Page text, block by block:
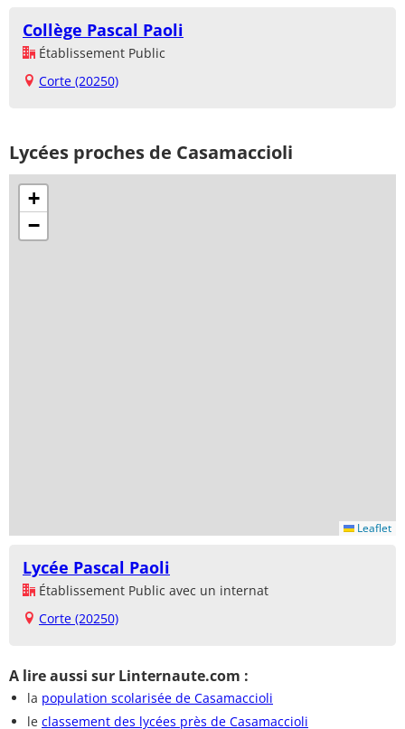
Collège Pascal Paoli
Établissement Public
Corte (20250)
Lycées proches de Casamaccioli
+
−
Leaflet
Lycée Pascal Paoli
Établissement Public avec un internat
Corte (20250)
A lire aussi sur Linternaute.com :
la population scolarisée de Casamaccioli
le classement des lycées près de Casamaccioli